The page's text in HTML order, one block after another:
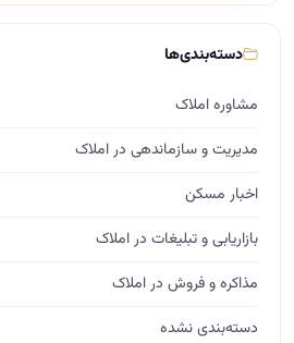
دسته‌بندی‌ها
مشاوره املاک
مدیریت و سازماندهی در املاک
اخبار مسکن
بازاریابی و تبلیغات در املاک
مذاکره و فروش در املاک
دسته‌بندی نشده